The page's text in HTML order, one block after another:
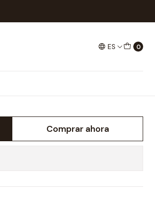
ES 0
C/CINTO
Comprar ahora